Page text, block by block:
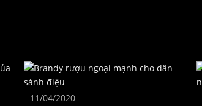
11/04/2020